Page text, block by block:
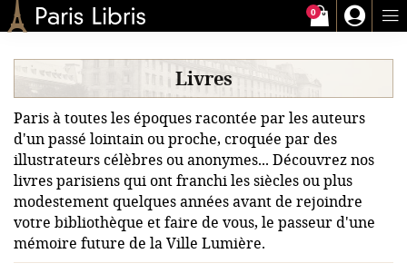
Paris-Libris
0
Livres
Paris à toutes les époques racontée par les auteurs
d'un passé lointain ou proche, croquée par des
illustrateurs célèbres ou anonymes... Découvrez nos
livres parisiens qui ont franchi les siècles ou plus
modestement quelques années avant de rejoindre
votre bibliothèque et faire de vous, le passeur d'une
mémoire future de la Ville Lumière.